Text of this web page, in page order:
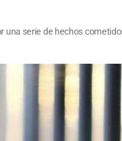
una serie de hechos